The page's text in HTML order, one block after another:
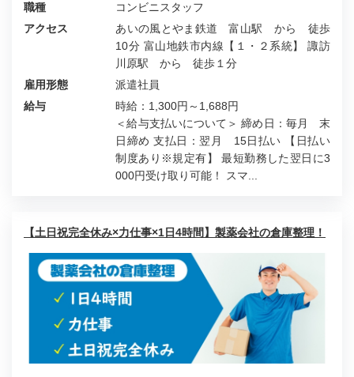
職種
コンビニスタッフ
アクセス
あいの風とやま鉄道 富山駅 から 徒歩
10分 富山地鉄市内線【１・２系統】 諏訪
川原駅 から 徒歩１分
雇用形態
派遣社員
給与
時給：1,300円～1,688円
＜給与支払いについて＞ 締め日：毎月 末
日締め 支払日：翌月 15日払い 【日払い
制度あり※規定有】 最短勤務した翌日に3
000円受け取り可能！ スマ...
【土日祝完全休み×力仕事×1日4時間】製薬会社の倉庫整理！